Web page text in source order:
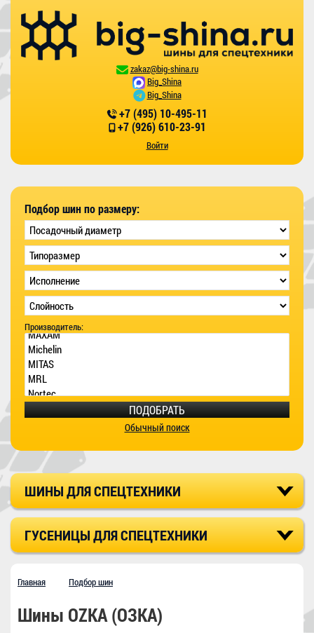
zakaz@big-shina.ru
Big_Shina
Big_Shina
+7 (495) 10-495-11
+7 (926) 610-23-91
Войти
ШИНЫ ДЛЯ СПЕЦТЕХНИКИ
ГУСЕНИЦЫ ДЛЯ СПЕЦТЕХНИКИ
Подбор шин по размеру:
Производитель:
ПОДОБРАТЬ
Обычный поиск
Главная Подбор шин
Шины OZKA (ОЗКА)